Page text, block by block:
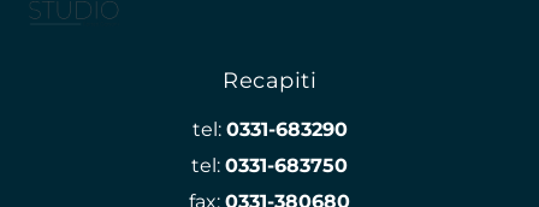
Recapiti
tel: 0331-683290
tel: 0331-683750
fax: 0331-380680